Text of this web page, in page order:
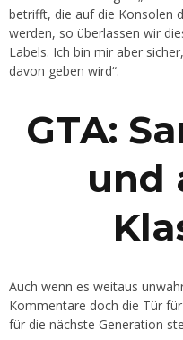
betrifft, die auf die Konsolen
werden, so überlassen wir
Labels. Ich bin mir aber
davon geben wird“.
GTA:
und
Auch wenn es weitaus
Kommentare doch die Tür
für die nächste Generation